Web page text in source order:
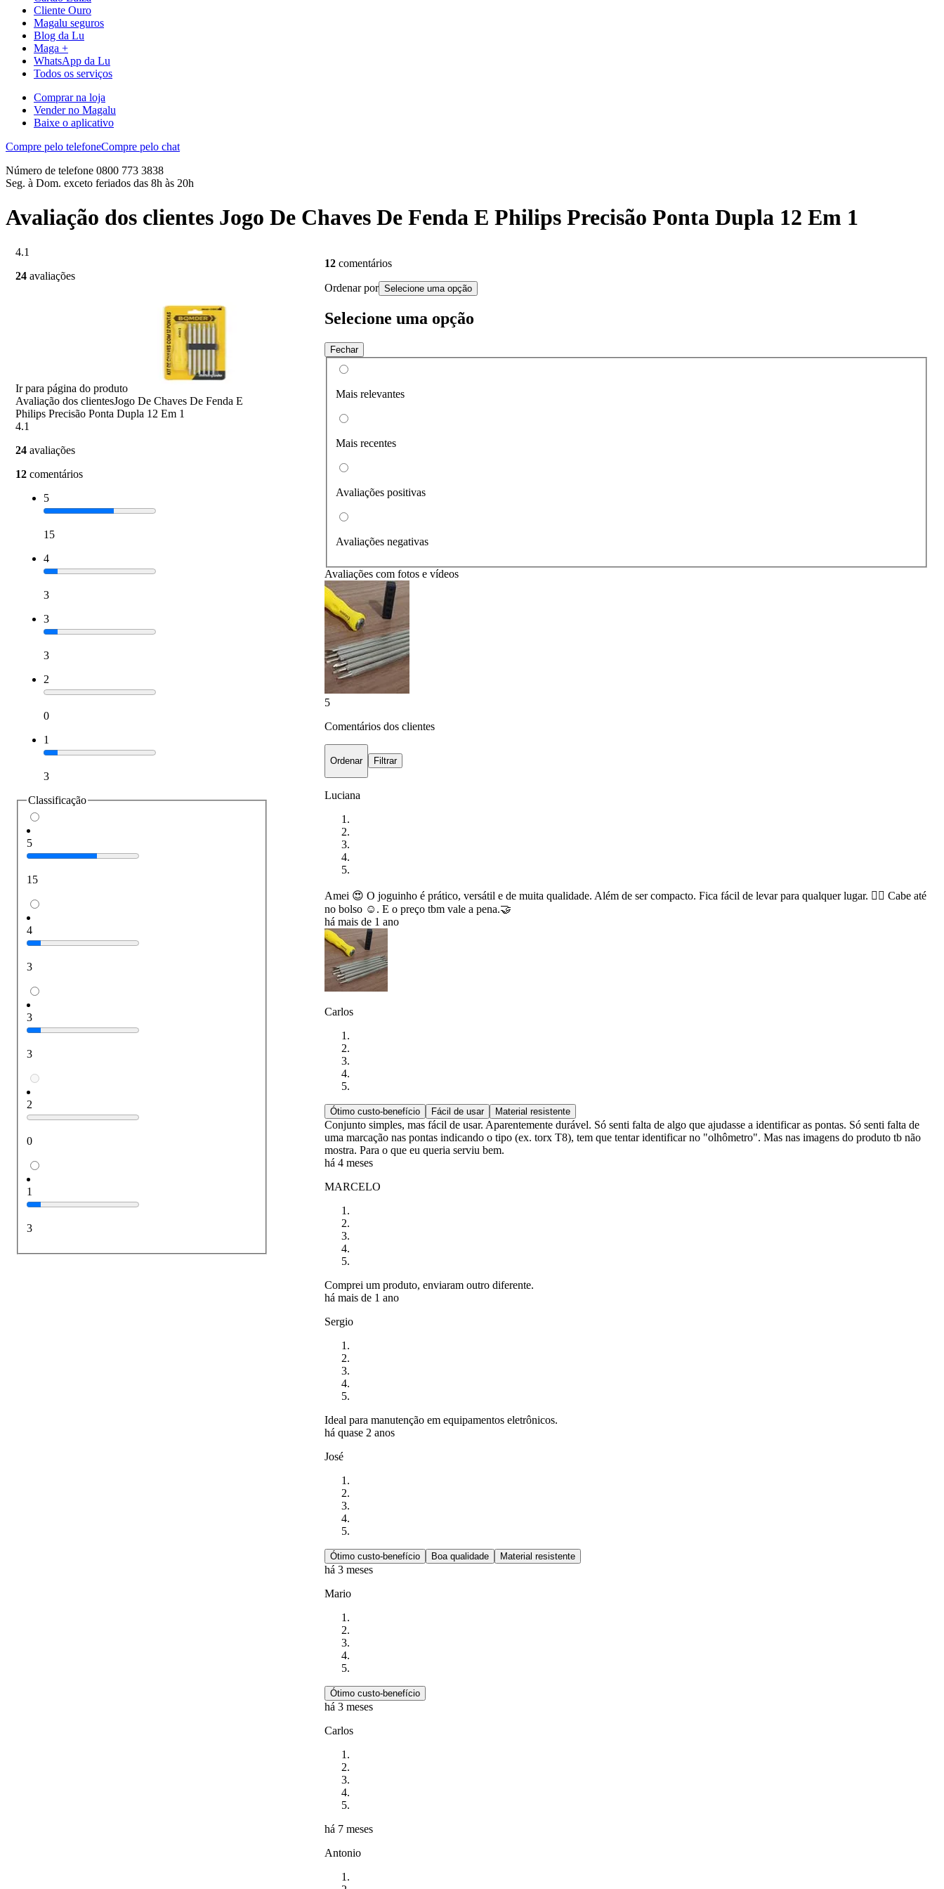
Cliente Ouro
Magalu seguros
Blog da Lu
Maga +
WhatsApp da Lu
Todos os serviços
Comprar na loja
Vender no Magalu
Baixe o aplicativo
Compre pelo telefoneCompre pelo chat
Número de telefone 0800 773 3838
Seg. à Dom. exceto feriados das 8h às 20h
Avaliação dos clientes Jogo De Chaves De Fenda E Philips Precisão Ponta Dupla 12 Em 1
4.1
24 avaliações
Ir para página do produto
Avaliação dos clientesJogo De Chaves De Fenda E
Philips Precisão Ponta Dupla 12 Em 1
4.1
24 avaliações
12 comentários
5
15
4
3
3
3
2
0
1
3
Classificação
5
15
4
3
3
3
2
0
1
3
12 comentários
Ordenar por Selecione uma opção
Selecione uma opção
Fechar
Mais relevantes
Mais recentes
Avaliações positivas
Avaliações negativas
Avaliações com fotos e vídeos
5
Comentários dos clientes
Ordenar Filtrar
Luciana
Amei 😍 O joguinho é prático, versátil e de muita qualidade. Além de ser compacto. Fica fácil de levar para qualquer lugar. 🧏‍♀️ Cabe até
no bolso ☺️. E o preço tbm vale a pena.🤝
há mais de 1 ano
Carlos
Ótimo custo-benefício Fácil de usar Material resistente
Conjunto simples, mas fácil de usar. Aparentemente durável. Só senti falta de algo que ajudasse a identificar as pontas. Só senti falta de
uma marcação nas pontas indicando o tipo (ex. torx T8), tem que tentar identificar no "olhômetro". Mas nas imagens do produto tb não
mostra. Para o que eu queria serviu bem.
há 4 meses
MARCELO
Comprei um produto, enviaram outro diferente.
há mais de 1 ano
Sergio
Ideal para manutenção em equipamentos eletrônicos.
há quase 2 anos
José
Ótimo custo-benefício Boa qualidade Material resistente
há 3 meses
Mario
Ótimo custo-benefício
há 3 meses
Carlos
há 7 meses
Antonio